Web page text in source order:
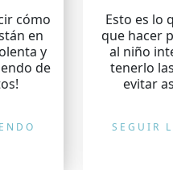
cómo
en
y
de
Esto es lo
que hacer
al niño
tenerlo
evitar
SEGUIR